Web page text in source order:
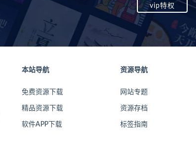
vip特权
本站导航
免费资源下载
精品资源下载
软件APP下载
资源导航
网站专题
资源存档
标签指南